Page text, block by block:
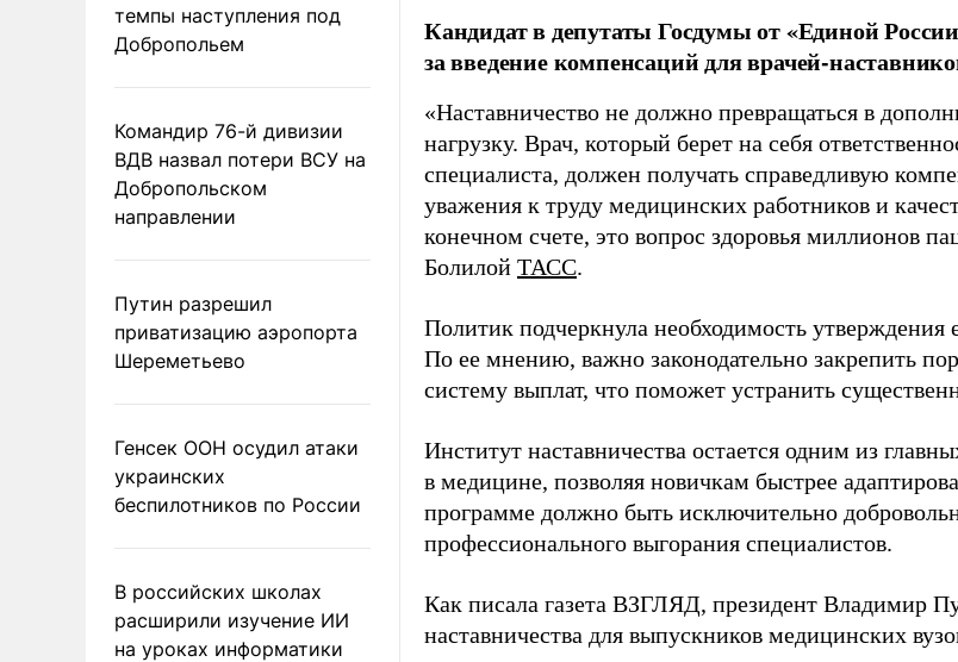
темпы наступления под
Добропольем
Командир 76-й дивизии
ВДВ назвал потери ВСУ на
Добропольском
направлении
Путин разрешил
приватизацию аэропорта
Шереметьево
Генсек ООН осудил атаки
украинских
беспилотников по России
В российских школах
расширили изучение ИИ
на уроках информатики
Кандидат в депутаты Госдумы от «Единой
за введение компенсаций для врачей-
«Наставничество не должно превращаться в
нагрузку. Врач, который берет на себя
специалиста, должен получать справедливую
уважения к труду медицинских работников и
конечном счете, это вопрос здоровья миллионов
Болилой ТАСС.
Политик подчеркнула необходимость утверждения
По ее мнению, важно законодательно закрепить
систему выплат, что поможет устранить
Институт наставничества остается одним из
в медицине, позволяя новичкам быстрее
программе должно быть исключительно
профессионального выгорания специалистов.
Как писала газета ВЗГЛЯД, президент Владимир
наставничества для выпускников медицинских